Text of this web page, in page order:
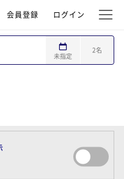
会員登録 ログイン
未指定
2名